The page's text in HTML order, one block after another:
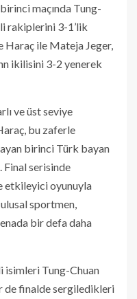
maçında Tung-
rakiplerini 3-1’lik
Haraç ile Mateja Jeger,
ikilisini 3-2 yenerek
ve üst seviye
bu zaferle
birinci Türk bayan
Final serisinde
etkileyici oyunuyla
sportmen,
bir defa daha
isimleri Tung-Chuan
de finalde sergiledikleri